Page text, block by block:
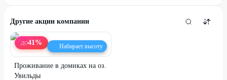
Другие акции компании
ДО41% Набирает высоту
Проживание в домиках на оз.
Увильды